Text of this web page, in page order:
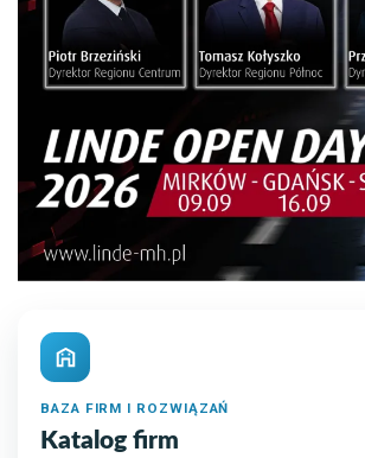
BAZA FIRM I ROZWIĄZAŃ
Katalog firm